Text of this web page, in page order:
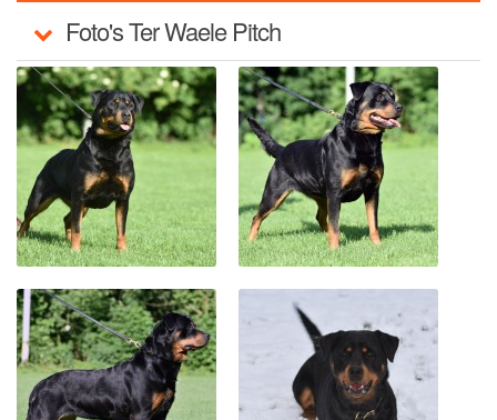
Foto's Ter Waele Pitch
Introductie
Geschiedenis
Ter Waele Hanan
Ter Waele Hasty
Ter Waele Hamadin
Ter Waele Hamidah
Ter Waele Hamir
Ter Waele Hamid
Ter Waele Hadyr
Ter Waele Habiba